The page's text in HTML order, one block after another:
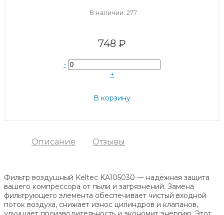
В наличии: 277
748 ₽
-
+
В корзину
Описание Отзывы
Фильтр воздушный Keltec KA105030 — надёжная защита
вашего компрессора от пыли и загрязнений. Замена
фильтрующего элемента обеспечивает чистый входной
поток воздуха, снижает износ цилиндров и клапанов,